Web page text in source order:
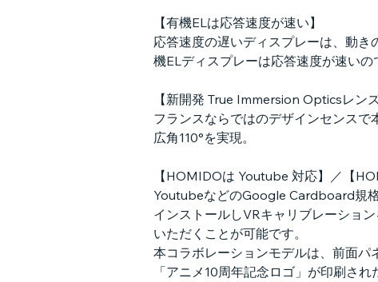
【有機ELは応答速度が速い】
応答速度の遅いディスプレーは、動
機ELディスプレーは応答速度が速いの
【新開発 True Immersion Opticsレンズ
フランスならではのデザインセンス
広角110°を実現。
【HOMIDOは Youtube 対応】／【
YoutubeなどのGoogle Cardboard規
インストールしVRキャリブレーショ
いただくことが可能です。
本コラボレーションモデルは、前面パ
「アニメ10周年記念ロゴ」が印刷さ